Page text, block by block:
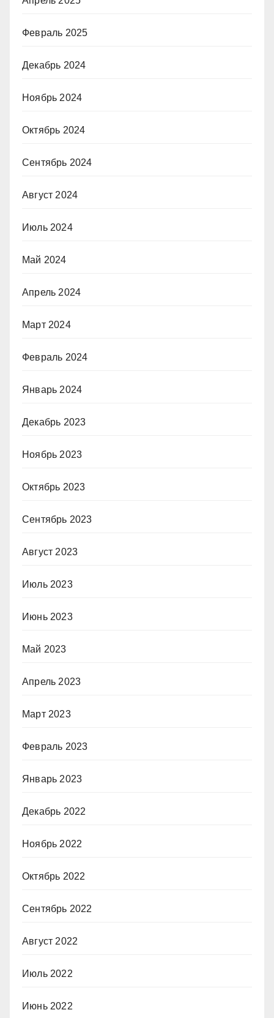
Февраль 2025
Декабрь 2024
Ноябрь 2024
Октябрь 2024
Сентябрь 2024
Август 2024
Июль 2024
Май 2024
Апрель 2024
Март 2024
Февраль 2024
Январь 2024
Декабрь 2023
Ноябрь 2023
Октябрь 2023
Сентябрь 2023
Август 2023
Июль 2023
Июнь 2023
Май 2023
Апрель 2023
Март 2023
Февраль 2023
Январь 2023
Декабрь 2022
Ноябрь 2022
Октябрь 2022
Сентябрь 2022
Август 2022
Июль 2022
Июнь 2022